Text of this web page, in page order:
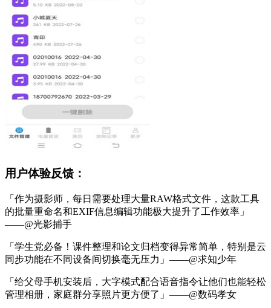
用户体验反馈：
「作为摄影师，每日需要处理大量RAW格式文件，这款工具
的批量重命名和EXIF信息编辑功能极大提升了工作效率」
——@光影捕手
「学生党必备！课件整理和论文归档变得异常简单，特别是云
同步功能在不同设备间切换毫无压力」——@求知少年
「给父母手机安装后，大字模式配合语音指令让他们也能轻松
管理相册，家庭群分享照片更方便了」——@数码孝女